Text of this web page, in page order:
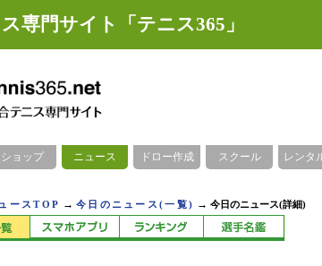
専門サイト「テニス365」
ショップ ニュース ドロー作成 スクール レンタ
ースTOP →今日のニュース(一覧) →今日のニュース(詳細)